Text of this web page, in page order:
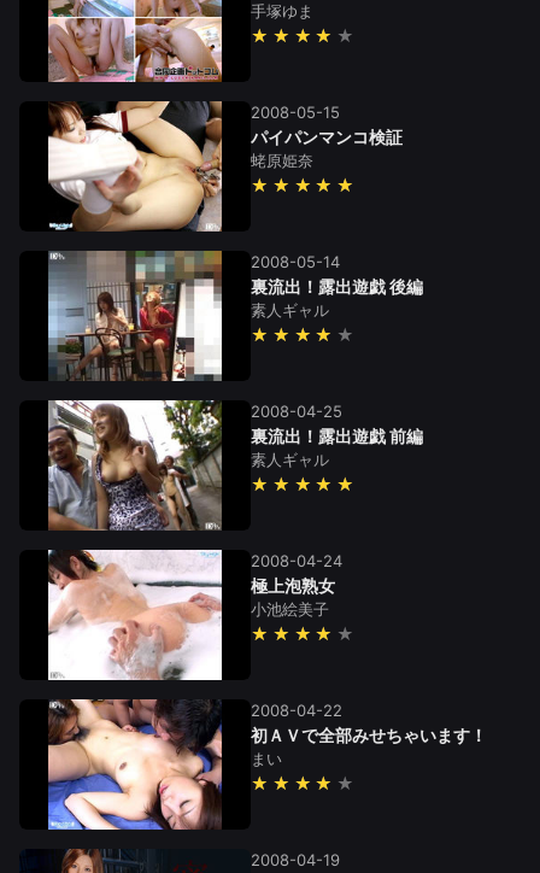
手塚ゆま
★★★★
2008-05-15
パイパンマンコ検証
蛯原姫奈
★★★★★
2008-05-14
裏流出！露出遊戯 後編
素人ギャル
★★★★
2008-04-25
裏流出！露出遊戯 前編
素人ギャル
★★★★★
2008-04-24
極上泡熟女
小池絵美子
★★★★
2008-04-22
初ＡＶで全部みせちゃいます！
まい
★★★★
2008-04-19